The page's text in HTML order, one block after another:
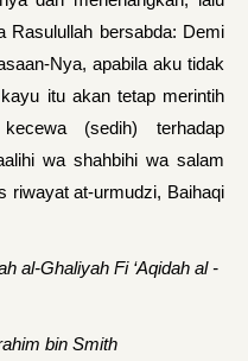
Rasulullah bersabda: Demi
Nya, apabila aku tidak
itu akan tetap merintih
(sedih) terhadap
wa shahbihi wa salam
riwayat at-urmudzi, Baihaqi
al-Ghaliyah Fi ‘Aqidah al -
bin Smith